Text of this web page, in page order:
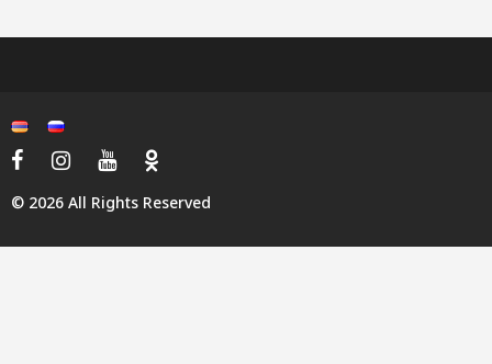
© 2026 All Rights Reserved